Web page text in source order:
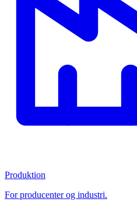
Produktion
For producenter og industri.